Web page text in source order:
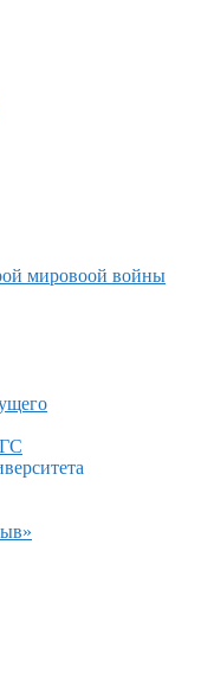
мировоой войны